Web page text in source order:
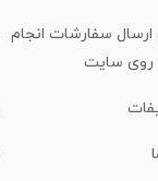
ارسال سفارشات انجام
روی سایت